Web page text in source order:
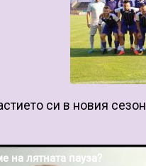
си в новия